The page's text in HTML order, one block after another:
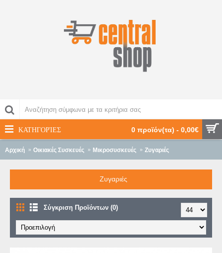
0 προϊόν(τα) - 0,00€
ΚΑΤΗΓΟΡΊΕΣ
Αρχική Οικιακές Συσκευές Μικροσυσκευές Ζυγαριές
Ζυγαριές
Σύγκριση Προϊόντων (0)